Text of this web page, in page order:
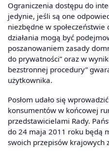
Ograniczenia dostępu do
jedynie, jeśli są one
niezbędne w
działania mogą być
poszanowaniem zasady
do prywatności” oraz w
bezstronnej procedury”
użytkownika.
Posłom udało się
konsumentów w końcowej
przedstawicielami Rady.
do 24 maja 2011 roku będą
swoich przepisów krajowych